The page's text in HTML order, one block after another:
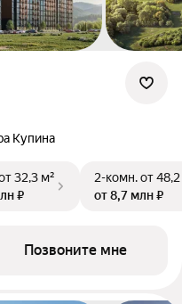
Купина
32,3 м²
₽
2-комн.от
от 8,7 млн ₽
Позвоните мне